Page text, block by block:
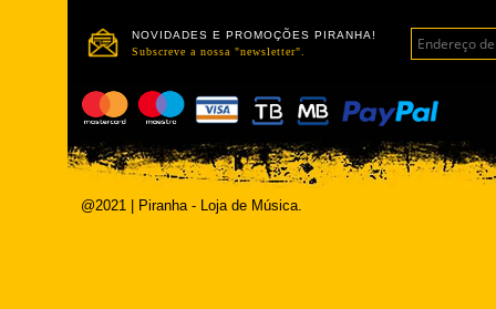
NOVIDADES E PROMOÇÕES PIRANHA!
Subscreve a nossa "newsletter".
@2021 | Piranha - Loja de Música.